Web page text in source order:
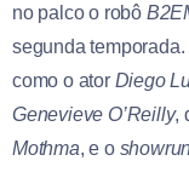
no palco o robô
segunda
como o ator Diego
Genevieve O’Reilly,
Mothma, e o